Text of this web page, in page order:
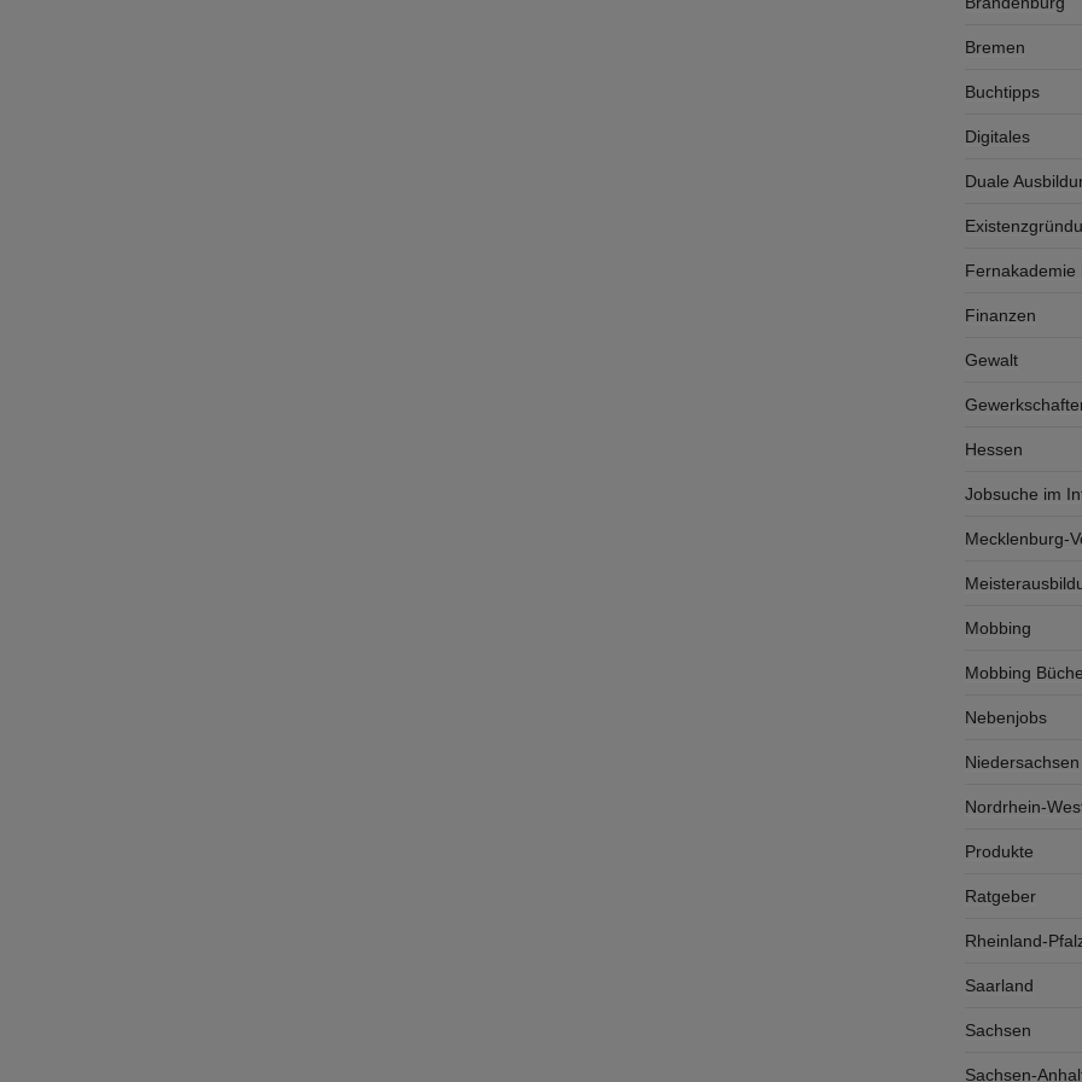
Bremen
Buchtipps
Digitales
Duale
Fernakademie
Finanzen
Gewalt
Hessen
Jobsuche im
Mecklenburg-
Mobbing
Mobbing
Nebenjobs
Niedersachsen
Nordrhein-
Produkte
Ratgeber
Rheinland-
Saarland
Sachsen
Sachsen-